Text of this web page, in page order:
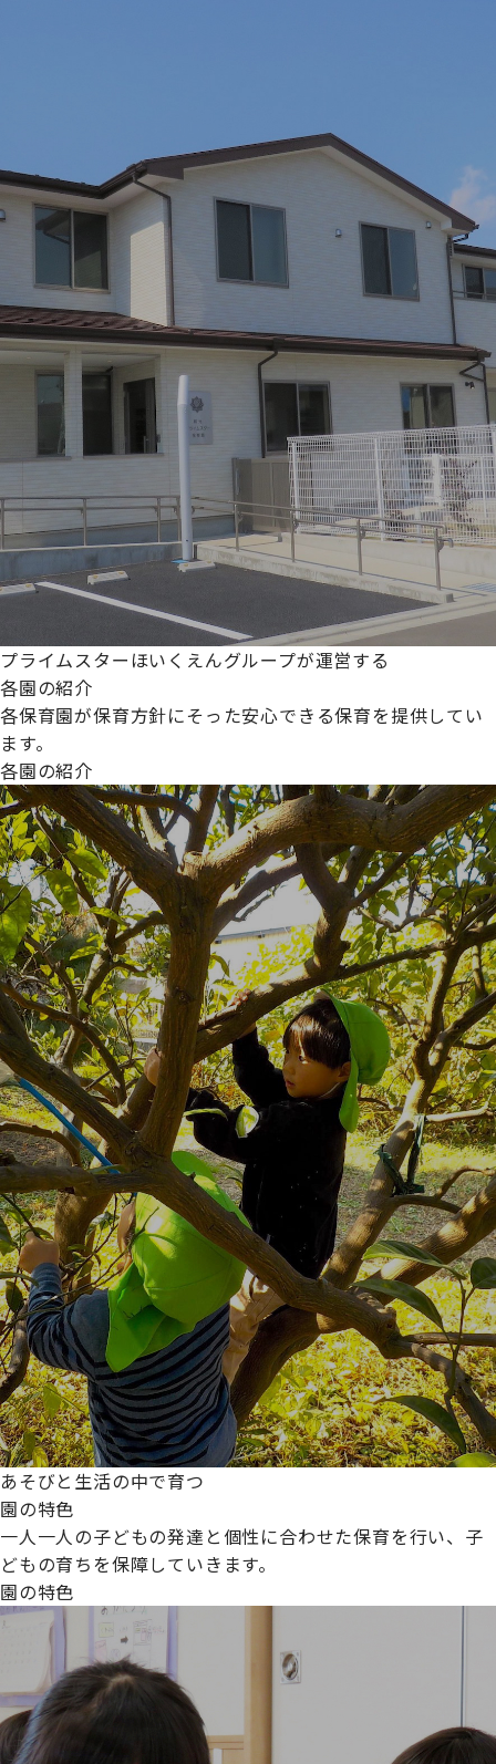
プライムスターほいくえんグループが運営する
各園の紹介
各保育園が保育方針にそった安心できる保育を提供してい
ます。
各園の紹介
あそびと生活の中で育つ
園の特色
一人一人の子どもの発達と個性に合わせた保育を行い、子
どもの育ちを保障していきます。
園の特色